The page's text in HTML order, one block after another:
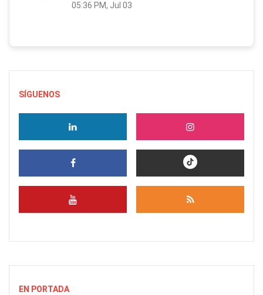
05:36 PM, Jul 03
SÍGUENOS
EN PORTADA